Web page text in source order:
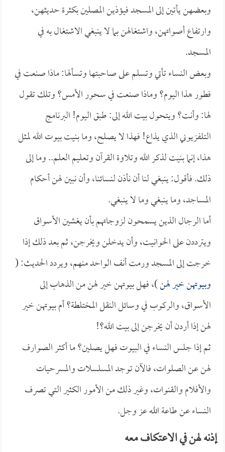
وبعضهن يأتين إلى المسجد فيؤذين المصلين بكثرة حديثهن،
وارتفاع أصواتهن، واشتغالهن بما لا ينبغي الاشتغال به في
المسجد.
وبعض النساء تأتي وتسلم على صاحبتها وتسألها: ماذا صنعت في
فطور هذا اليوم؟ وماذا صنعت في سحور الأمس؟ وتلك تقول
لها: وأنت؟ ويتحول بيت الله إلى: طبق اليوم! البرنامج
التلفزيوني الذي يذاع! فهذا لا يصلح، وما بنيت بيوت الله لمثل
هذا، إنما بنيت لذكر الله وتلاوة القرآن وتعليم العلم.. وما إلى
ذلك. فأقول: ينبغي لنا أن نأذن لنسائنا، وأن نبين لهن أحكام
المساجد، وما ينبغي وما لا ينبغي.
أما الرجال الذين يسمحون لزوجاتهم بأن يغشين الأسواق
ويترددن على الحوانيت، وأن يدخلن ويخرجن، ثم بعد ذلك إذا
خرجت إلى المسجد ورمت أنف الواحد منهم، ويردد الحديث: (
وبيوتهن خير لهن)، فهل بيوتهن خير لهن من الذهاب إلى
الأسواق، والركوب في وسائل النقل المختلطة؟ أم بيوتهن خير
لهن إذا أردن أن يخرجن إلى بيت الله؟!
ثم إذا جلس النساء في البيوت فهل يصلين؟ ما أكثر الصوارف
لهن عن الصلوات، فالآن توجد المسلسلات والمسرحيات
والأفلام والقنوات، وغير ذلك من الأمور الكثير التي تصرف
النساء عن طاعة الله عز وجل.
إذنه لهن في الاعتكاف معه